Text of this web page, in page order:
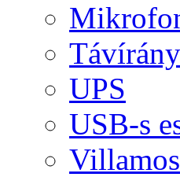
UPS
USB-s